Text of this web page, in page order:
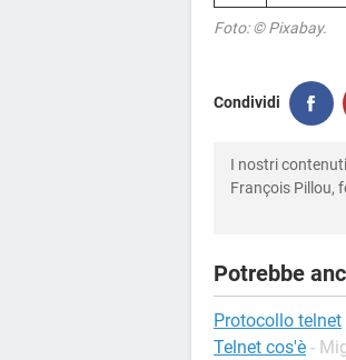
Foto: © Pixabay.
Condividi
I nostri
François Pillou,
Potrebbe
Protocollo telnet
Telnet cos'è -